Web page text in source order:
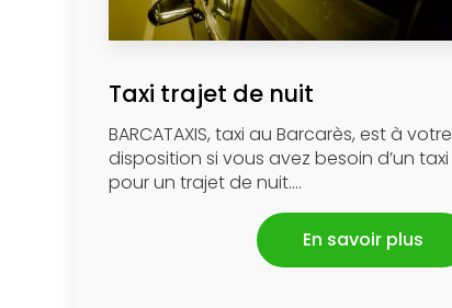
Taxi trajet de nuit
BARCATAXIS, taxi au Barcarès, est à votre
disposition si vous avez besoin d’un taxi
pour un trajet de nuit....
En savoir plus